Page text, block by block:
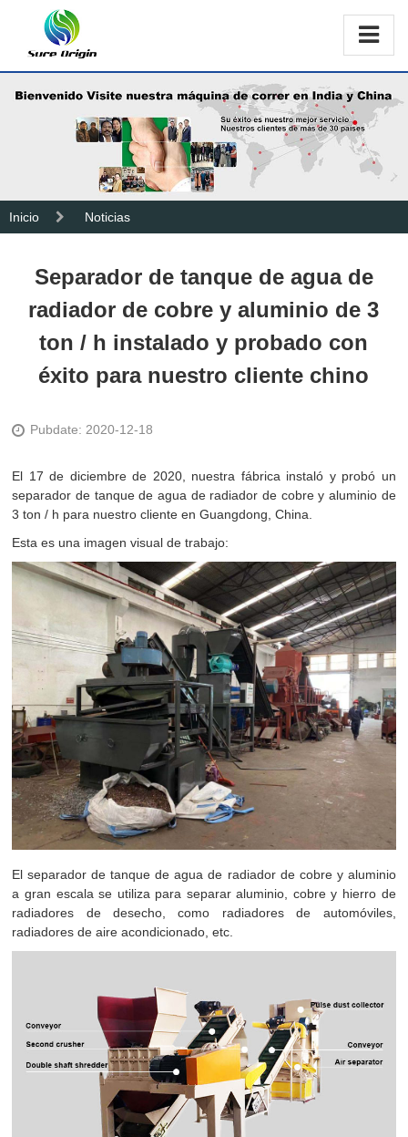
Inicio Noticias
Separador de tanque de agua de
radiador de cobre y aluminio de 3
ton / h instalado y probado con
éxito para nuestro cliente chino
Pubdate: 2020-12-18
El 17 de diciembre de 2020, nuestra fábrica instaló y probó un
separador de tanque de agua de radiador de cobre y aluminio de
3 ton / h para nuestro cliente en Guangdong, China.
Esta es una imagen visual de trabajo:
El separador de tanque de agua de radiador de cobre y aluminio
a gran escala se utiliza para separar aluminio, cobre y hierro de
radiadores de desecho, como radiadores de automóviles,
radiadores de aire acondicionado, etc.